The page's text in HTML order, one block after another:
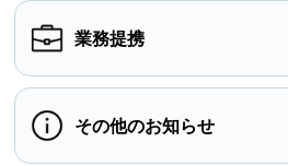
業務提携
その他のお知らせ